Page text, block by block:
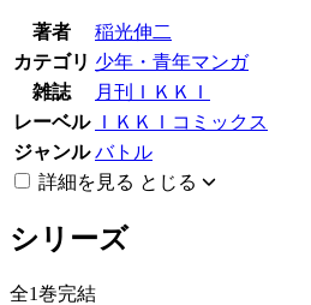
著者
稲光伸二
カテゴリ 少年・青年マンガ
雑誌
月刊ＩＫＫＩ
レーベル
ＩＫＫＩコミックス
ジャンル バトル
詳細を見る とじる
シリーズ
全1巻完結